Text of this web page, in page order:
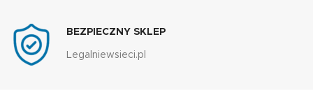
BEZPIECZNY SKLEP
Legalniewsieci.pl